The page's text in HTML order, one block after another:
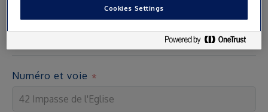
Numéro et voie
Cookies Settings